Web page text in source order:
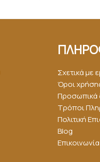
Σχετικά με
Όροι
Προσωπικά
Τρόποι
Πολιτική
Blog
Επικοινωνία